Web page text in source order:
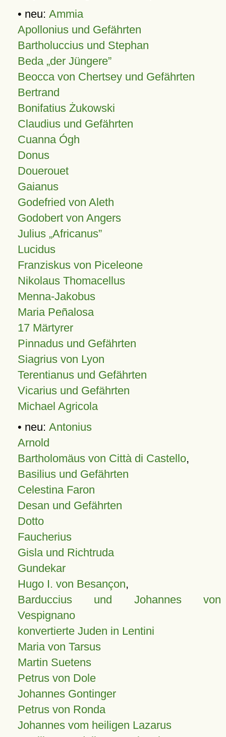
• neu: Ammia
Apollonius und Gefährten
Bartholuccius und Stephan
Beda „der Jüngere”
Beocca von Chertsey und Gefährten
Bertrand
Bonifatius Żukowski
Claudius und Gefährten
Cuanna Ógh
Donus
Douerouet
Gaianus
Godefried von Aleth
Godobert von Angers
Julius Africanus
Lucidus
Franziskus von Piceleone
Nikolaus Thomacellus
Menna-Jakobus
Maria Peñalosa
17 Märtyrer
Pinnadus und Gefährten
Siagrius von Lyon
Terentianus und Gefährten
Vicarius und Gefährten
Michael Agricola
• neu: Antonius
Arnold
Bartholomäus von Città di Castello,
Basilius und Gefährten
Celestina Faron
Desan und Gefährten
Dotto
Faucherius
Gisla und Richtruda
Gundekar
Hugo I. von Besançon,
Barduccius und Johannes von
Vespignano
konvertierte Juden in Lentini
Maria von Tarsus
Martin Suetens
Petrus von Dole
Johannes Gontinger
Petrus von Ronda
Johannes vom heiligen Lazarus